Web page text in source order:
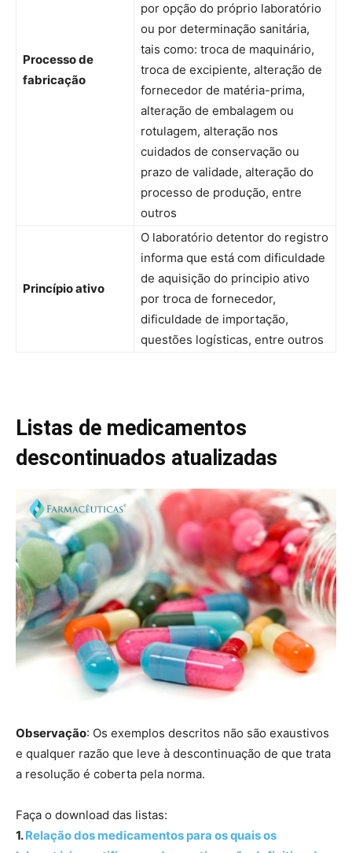
Processo de
fabricação
por opção do próprio laboratório
ou por determinação sanitária,
tais como: troca de maquinário,
troca de excipiente, alteração de
fornecedor de matéria-prima,
alteração de embalagem ou
rotulagem, alteração nos
cuidados de conservação ou
prazo de validade, alteração do
processo de produção, entre
outros
Princípio ativo
O laboratório detentor do registro
informa que está com dificuldade
de aquisição do principio ativo
por troca de fornecedor,
dificuldade de importação,
questões logísticas, entre outros
Listas de medicamentos
descontinuados atualizadas
Observação: Os exemplos descritos não são exaustivos
e qualquer razão que leve à descontinuação de que trata
a resolução é coberta pela norma.
Faça o download das listas:
1.Relação dos medicamentos para os quais os